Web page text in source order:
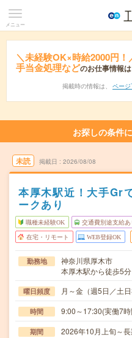
メニュー
＼未経験OK×時給2000円
手当金処理などのお仕事情報
掲載時の情報は、 ペー
お探しの条件
未読 掲載日 2026/08/08
本厚木駅近！大手Gr
ークあり
職種未経験OK 交通費別途支給あ
在宅・リモート WEB登録OK
勤務地
神奈川県厚木市
本厚木駅から徒歩5分
曜日頻度 月～金（週5日／土
時間 9:00～17:30(実働7
期間 2026年10月上旬～